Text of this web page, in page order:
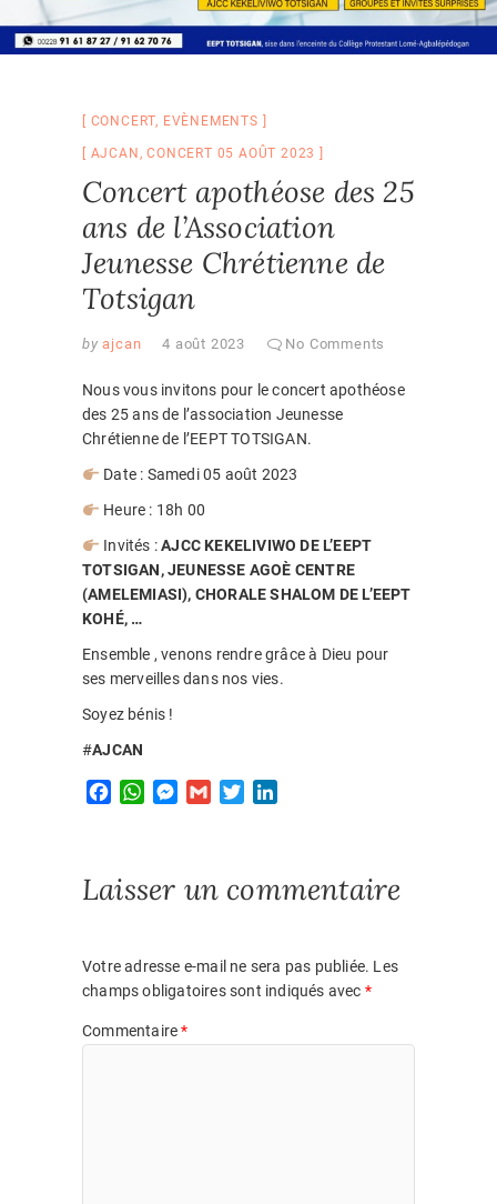
CONCERT, EVÈNEMENTS
AJCAN ,CONCERT 05 AOÛT 2023
Concert apothéose des 25
ans de l’Association
Jeunesse Chrétienne de
Totsigan
by ajcan 4 août 2023 No Comments
Nous vous invitons pour le concert apothéose
des 25 ans de l’association Jeunesse
Chrétienne de l’EEPT TOTSIGAN.
Date : Samedi 05 août 2023
Heure : 18h 00
Invités :AJCC KEKELIVIWO DE L’EEPT
TOTSIGAN, JEUNESSE AGOÈ CENTRE
(AMELEMIASI), CHORALE SHALOM DE L’EEPT
KOHÉ, …
Ensemble , venons rendre grâce à Dieu pour
ses merveilles dans nos vies.
Soyez bénis !
#AJCAN
b
k
W
s
p
M
e
e
r
G
l
t
e
n
Laisser un commentaire
Votre adresse e-mail ne sera pas publiée. Les
champs obligatoires sont indiqués avec *
Commentaire*